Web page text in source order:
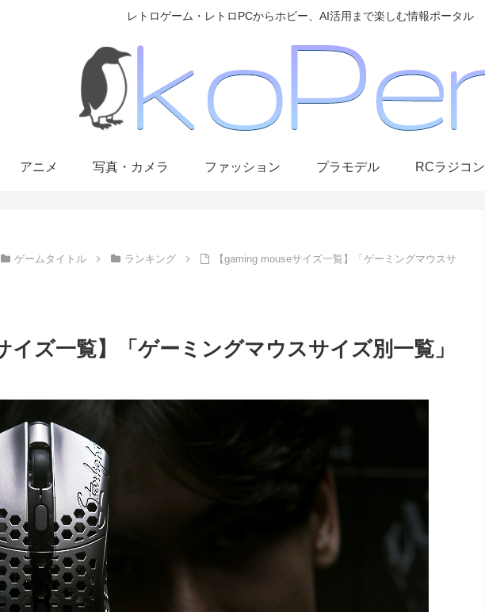
レトロゲーム・レトロPCからホビー、AI活用まで楽しむ情報ポータル
アニメ 写真・カメラ ファッション プラモデル RCラジコン
ゲームタイトル ランキング
【gaming mouseサイズ一覧】「ゲーミングマウスサ
イズ一覧】「ゲーミングマウスサイズ別一覧」